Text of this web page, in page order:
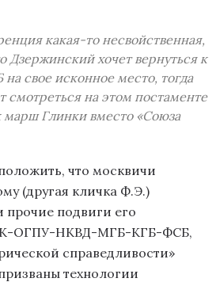
какая-то несвойственная,
Дзержинский хочет вернуться к
свое исконное место, тогда
смотреться на этом постаменте
Глинки вместо «Союза
что москвичи
(другая кличка Ф.Э.)
прочие подвиги его
ОГПУ-НКВД-МГБ-КГБ-ФСБ,
справедливости»
технологии